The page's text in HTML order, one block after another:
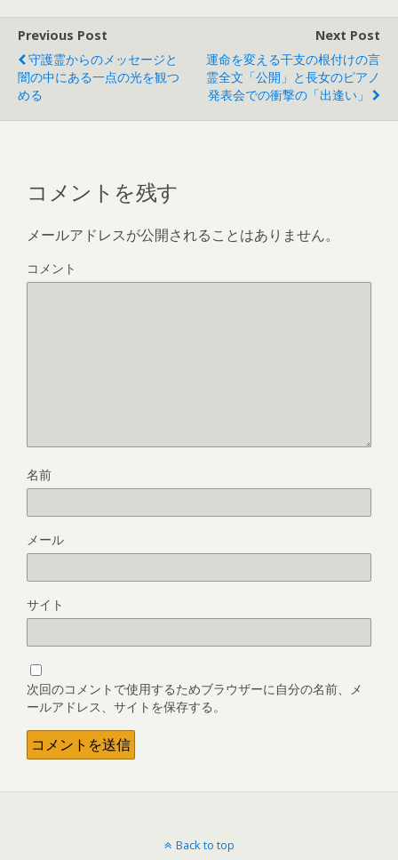
Previous Post
守護霊からのメッセージと
闇の中にある一点の光を観つ
める
Next Post
運命を変える干支の根付けの言
霊全文「公開」と長女のピアノ
発表会での衝撃の「出逢い」
コメントを残す
メールアドレスが公開されることはありません。
コメント
名前
メール
サイト
次回のコメントで使用するためブラウザーに自分の名前、メ
ールアドレス、サイトを保存する。
Back to top